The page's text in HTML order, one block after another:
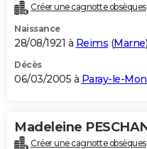
Créer une cagnotte obsèques
Naissance
28/08/1921 à Reims (Marne)
Décès
06/03/2005 à Paray-le-
Madeleine
Créer une cagnotte obsèques